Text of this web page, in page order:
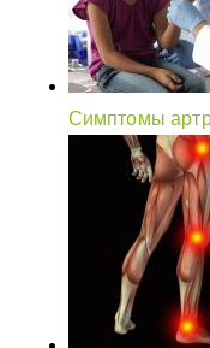
Симптомы